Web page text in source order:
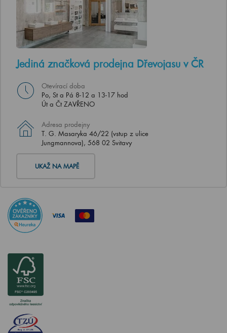
Jediná značková prodejna Dřevojasu v ČR
Otevírací doba
Po, St a Pá 8-12 a 13-17 hod
Út a Čt ZAVŘENO
Adresa prodejny
T. G. Masaryka 46/22 (vstup z ulice
Jungmannova), 568 02 Svitavy
UKAŽ NA MAPĚ